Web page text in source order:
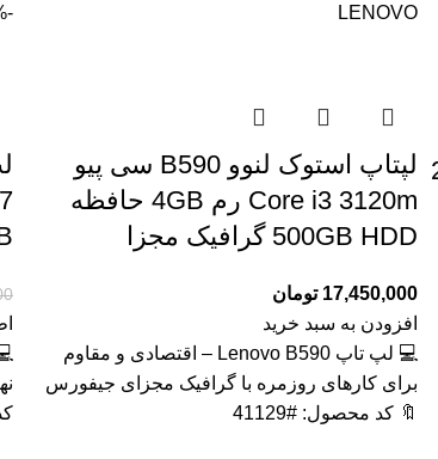
LENOVO
لپتاپ استوک لنوو B590 سی پیو
Core i3 3120m رم 4GB حافظه
500GB HDD گرافیک مجزا
17,450,000 تومان
افزودن به سبد خرید
💻 لپ تاپ Lenovo B590 – اقتصادی و مقاوم
برای کارهای روزمره با گرافیک مجزای جیفورس
🔖 کد محصول: #41129
-2%